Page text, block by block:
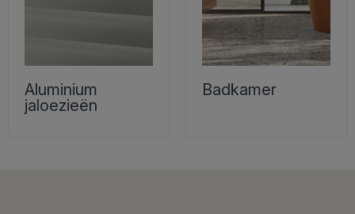
Aluminium
jaloezieën
Badkamer